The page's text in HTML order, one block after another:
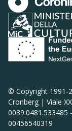
© Copyright 1991-
Cronberg | Viale
0039.0481.533485
00456540319